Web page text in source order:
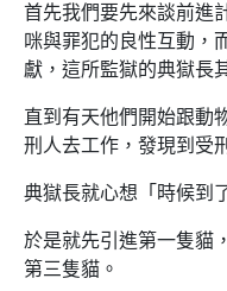
首先我們要先來談前進
咪與罪犯的良性互動，
獻，這所監獄的典獄長
直到有天他們開始跟動
刑人去工作，發現到受
典獄長就心想「時候到
於是就先引進第一隻貓
第三隻貓。